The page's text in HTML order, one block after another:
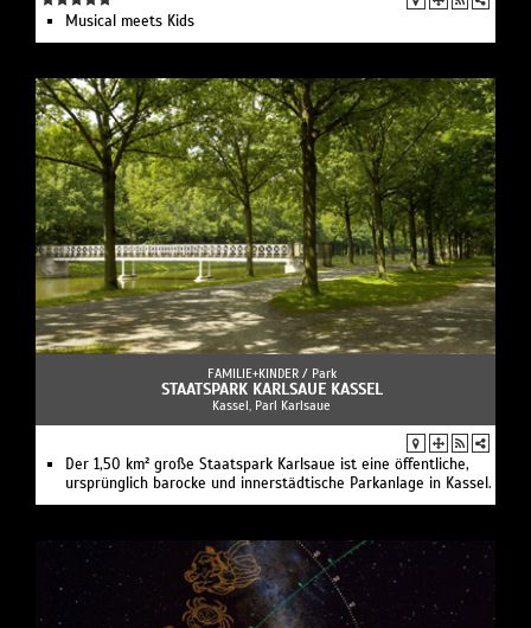
Musical meets Kids
FAMILIE+KINDER / Park
STAATSPARK KARLSAUE KASSEL
Kassel, Parl Karlsaue
Der 1,50 km² große Staatspark Karlsaue ist eine öffentliche,
ursprünglich barocke und innerstädtische Parkanlage in Kassel.